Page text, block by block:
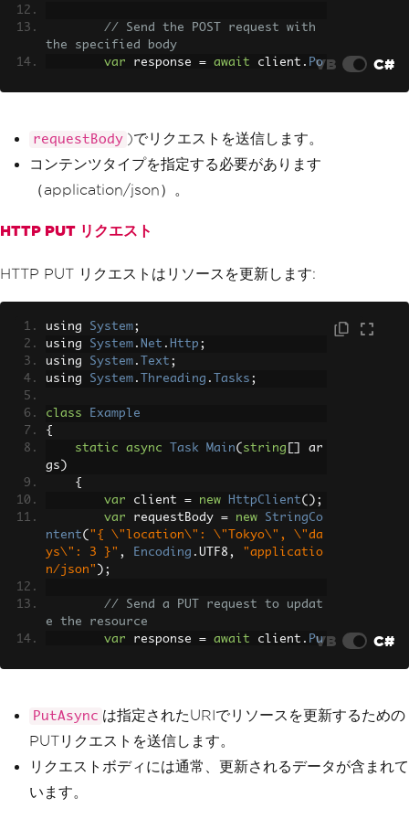
// Send the POST request with
the specified body
var response = await client . Po
// Check if the request was su
ccessful
( response
de
)
var
Console.WriteLine(response
}
}
}
VB C#
requestBody )でリクエストを送信します。
コンテンツタイプを指定する必要があります
（application/json）。
HTTP PUT リクエスト
HTTP PUT リクエストはリソースを更新します:
using System;
using System . Net . Http ;
using System . Text ;
using System . Threading . Tasks ;
class
Example
{
static
async Task Main( string
ar
gs )
{
var client = new HttpClient();
var requestBody = new
StringCo
ntent( "{ \"location\": \"Tokyo\", \"da
ys\": 3 }" , Encoding . UTF8 ,
"applicatio
n/json" );
// Send a PUT request to updat
e the resource
var response = await client . Pu
// Check if the request was su
ccessful
if
( response.IsSuccessStatusCo
VB C#
PutAsync は指定されたURIでリソースを更新するための
PUTリクエストを送信します。
リクエストボディには通常、更新されるデータが含まれて
います。